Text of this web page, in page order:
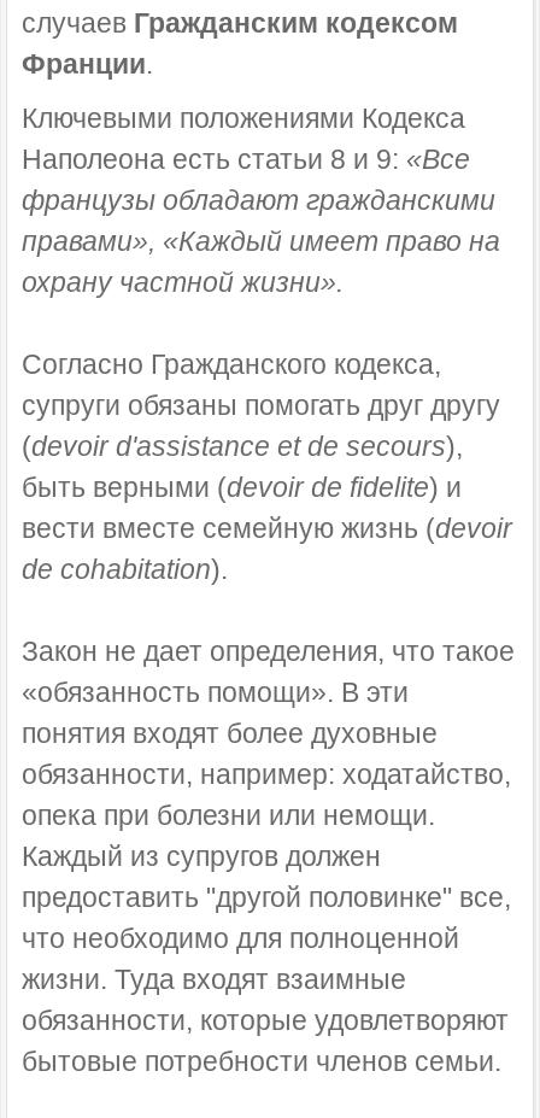
случаев Гражданским кодексом
Франции.
Ключевыми положениями Кодекса
Наполеона есть статьи 8 и 9: «Все
французы обладают гражданскими
правами», «Каждый имеет право на
охрану частной жизни».
Согласно Гражданского кодекса,
супруги обязаны помогать друг другу
(devoir d'assistance et de secours),
быть верными (devoir de fidelite) и
вести вместе семейную жизнь (devoir
de cohabitation).
Закон не дает определения, что такое
«обязанность помощи». В эти
понятия входят более духовные
обязанности, например: ходатайство,
опека при болезни или немощи.
Каждый из супругов должен
предоставить "другой половинке" все,
что необходимо для полноценной
жизни. Туда входят взаимные
обязанности, которые удовлетворяют
бытовые потребности членов семьи.